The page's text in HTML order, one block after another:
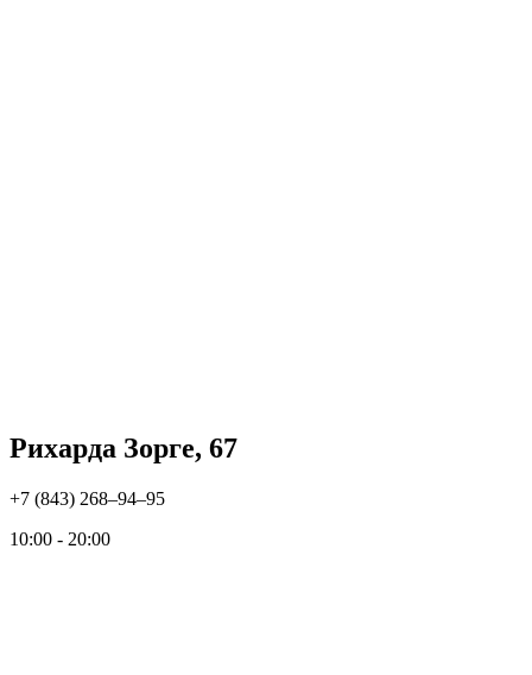
Рихарда Зорге, 67
+7 (843) 268‒94‒95
10:00 - 20:00